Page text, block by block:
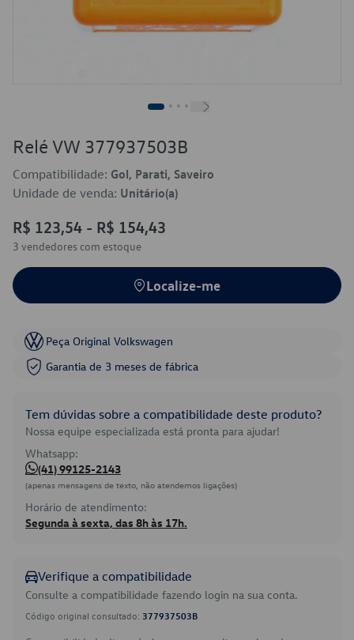
Relé VW 377937503B
Compatibilidade: Gol, Parati, Saveiro
Unidade de venda: Unitário(a)
R$ 123,54 - R$ 154,43
3 vendedores com estoque
Localize-me
Peça Original Volkswagen
Garantia de 3 meses de fábrica
Tem dúvidas sobre a compatibilidade deste produto?
Nossa equipe especializada está pronta para ajudar!
Whatsapp:
(41) 99125-2143
(apenas mensagens de texto, não atendemos ligações)
Horário de atendimento:
Segunda à sexta, das 8h às 17h.
Verifique a compatibilidade
Consulte a compatibilidade fazendo login na sua conta.
Código original consultado: 377937503B